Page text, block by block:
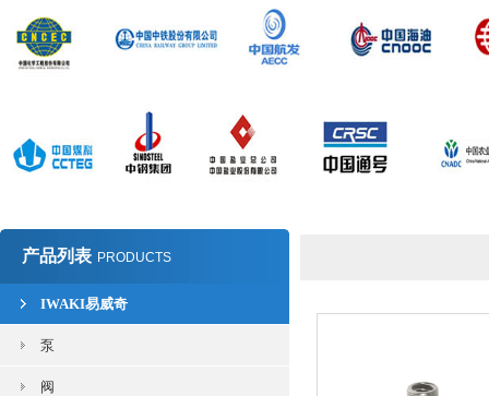
产品列表 PRODUCTS
IWAKI易威奇
泵
阀